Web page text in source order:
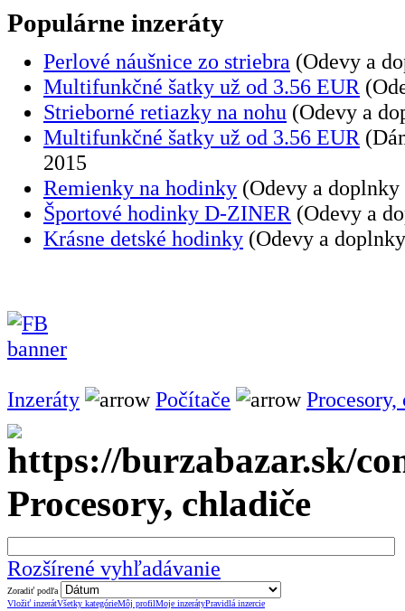
Populárne inzeráty
Perlové náušnice zo striebra (Odevy a
Multifunkčné šatky už od 3.56 EUR
Strieborné retiazky na nohu (Odevy a
Multifunkčné šatky už od 3.56 EUR
2015
Remienky na hodinky (Odevy a
Športové hodinky D-ZINER (Odevy a
Krásne detské hodinky (Odevy a
Inzeráty Počítače
Procesory, chladiče
Rozšírené vyhľadávanie
Zoradiť podľa
Vložiť inzerátVšetky kategórieMôj profilMoje inzerátyPravidlá inzercie